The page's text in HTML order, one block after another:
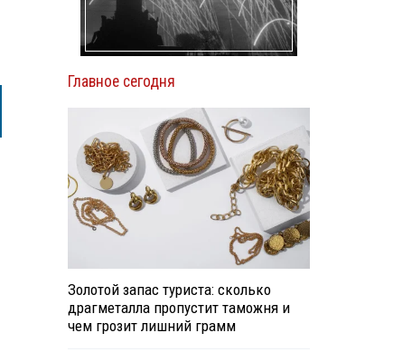
Главное сегодня
Золотой запас туриста: сколько
драгметалла пропустит таможня и
чем грозит лишний грамм